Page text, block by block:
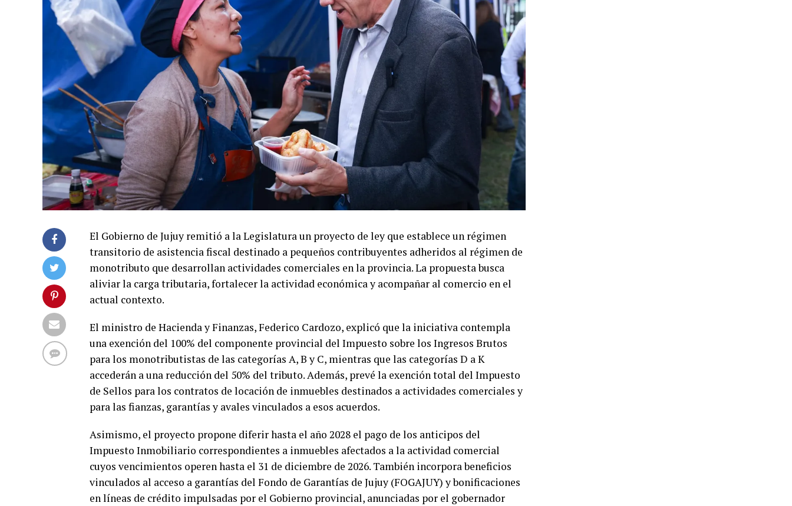
El Gobierno de Jujuy remitió a la Legislatura un proyecto de ley que establece un régimen
transitorio de asistencia fiscal destinado a pequeños contribuyentes adheridos al régimen de
monotributo que desarrollan actividades comerciales en la provincia. La propuesta busca
aliviar la carga tributaria, fortalecer la actividad económica y acompañar al comercio en el
actual contexto.
El ministro de Hacienda y Finanzas, Federico Cardozo, explicó que la iniciativa contempla
una exención del 100% del componente provincial del Impuesto sobre los Ingresos Brutos
para los monotributistas de las categorías A, B y C, mientras que las categorías D a K
accederán a una reducción del 50% del tributo. Además, prevé la exención total del Impuesto
de Sellos para los contratos de locación de inmuebles destinados a actividades comerciales y
para las fianzas, garantías y avales vinculados a esos acuerdos.
Asimismo, el proyecto propone diferir hasta el año 2028 el pago de los anticipos del
Impuesto Inmobiliario correspondientes a inmuebles afectados a la actividad comercial
cuyos vencimientos operen hasta el 31 de diciembre de 2026. También incorpora beneficios
vinculados al acceso a garantías del Fondo de Garantías de Jujuy (FOGAJUY) y bonificaciones
en líneas de crédito impulsadas por el Gobierno provincial, anunciadas por el gobernador